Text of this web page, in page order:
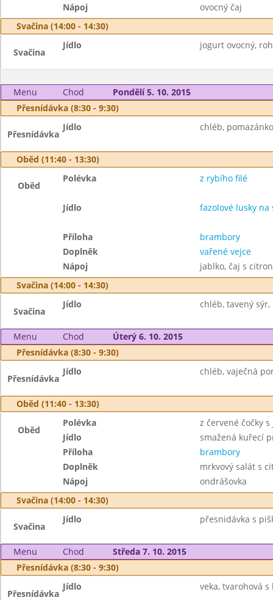
Nápoj
ovocný čaj
Svačina (14:00 - 14:30)
Svačina
Jídlo jogurt ovocný,
Menu Chod
Pondělí 5. 10. 2015
Přesnídávka (8:30 - 9:30)
Přesnídávka
Jídlo chléb,
Oběd (11:40 - 13:30)
Oběd
Polévka z rybího filé
Jídlo fazolové lusky na
Příloha
brambory
Doplněk
vařené vejce
Nápoj
jablko, čaj s
Svačina (14:00 - 14:30)
Svačina
Jídlo chléb, tavený sýr,
Menu Chod
Úterý 6. 10. 2015
Přesnídávka (8:30 - 9:30)
Přesnídávka
Jídlo chléb, vaječná
Oběd (11:40 - 13:30)
Oběd
Polévka
z červené čočky
Jídlo
smažená kuřecí
Příloha
brambory
Doplněk
mrkvový salát s
Nápoj
ondrášovka
Svačina (14:00 - 14:30)
Svačina
Jídlo přesnidávka s
Menu Chod
Středa 7. 10. 2015
Přesnídávka (8:30 - 9:30)
Přesnídávka
Jídlo veka, tvarohová